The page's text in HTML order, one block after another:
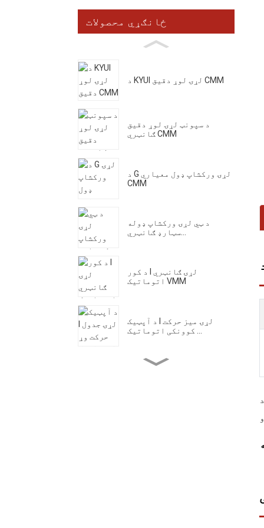
ځانګړي محصولات
د KYUI لړۍ لوړ دقیق CMM
د سپونټ لړۍ لوړ دقیق
ګانټري CMM
د G لړۍ ورکشاپ ډول معیاري
CMM
د ټي لړۍ ورکشاپ ډوله
د کور I لړۍ ګانټري
اتوماتیک VMM
د آپټیک I لړۍ میز حرکت